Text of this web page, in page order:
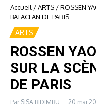
Accueil /ARTS /ROSSEN
BATACLAN DE PARIS
ARTS
ROSSEN
SUR LA
DE PARIS
Par SISA BIDIMBU 20 mai